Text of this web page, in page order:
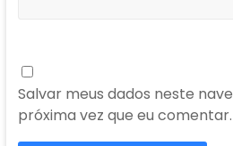
Salvar meus dados neste
próxima vez que eu comentar.